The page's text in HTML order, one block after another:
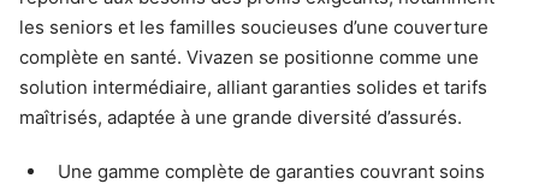
les seniors et les familles soucieuses d’une couverture
complète en santé. Vivazen se positionne comme une
solution intermédiaire, alliant garanties solides et tarifs
maîtrisés, adaptée à une grande diversité d’assurés.
Une gamme complète de garanties couvrant soins